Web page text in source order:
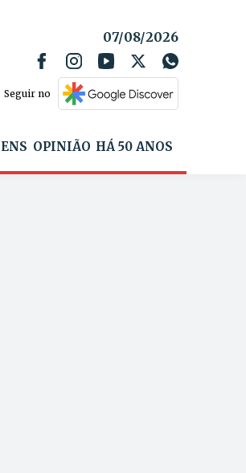
07/08/2026
Seguir no
OPINIÃO HÁ 50 ANOS